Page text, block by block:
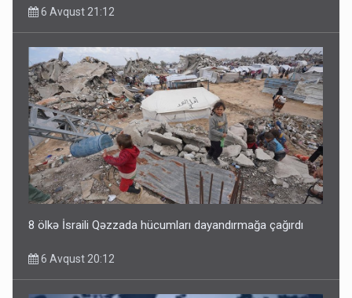
6 Avqust 21:12
8 ölkə İsraili Qəzzada hücumları dayandırmağa çağırdı
6 Avqust 20:12